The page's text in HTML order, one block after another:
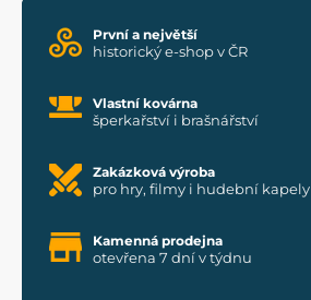
První a největší
historický e-shop v ČR
Vlastní kovárna
šperkařství i brašnářství
Zakázková výroba
pro hry, filmy i hudební kapely
Kamenná prodejna
otevřena 7 dní v týdnu